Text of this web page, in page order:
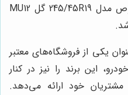
عرضه کرده است. به خصوص مدل 245/45R19 گل MU12
یکی از فروشگاه‌های معتبر
این برند را نیز در کنار
خود ارائه می‌دهد.